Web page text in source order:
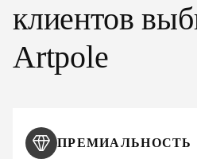
клиентов
Artpole
ПРЕМИАЛЬНОСТЬ